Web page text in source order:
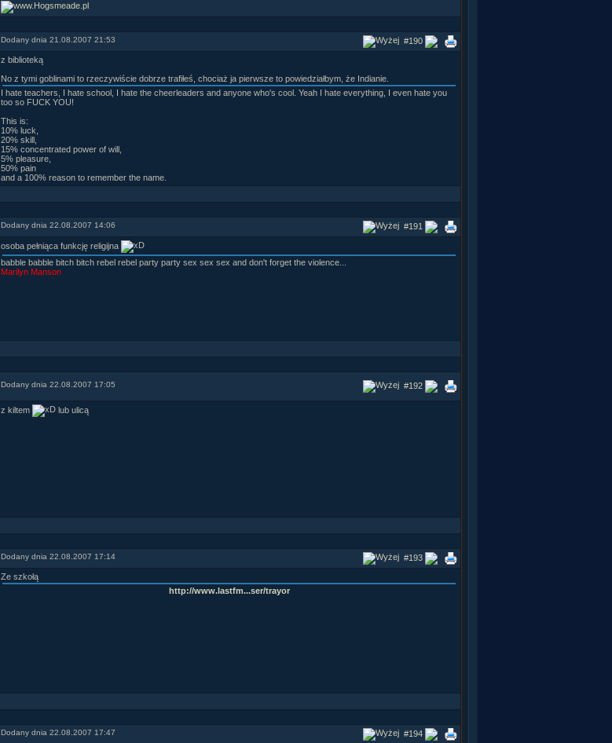
#190
Dodany dnia 21.08.2007 21:53
z biblioteką
No z tymi goblinami to rzeczywiście dobrze trafiłeś, chociaż ja pierwsze to powiedziałbym, że Indianie.
I hate teachers, I hate school, I hate the cheerleaders and anyone who's cool. Yeah I hate everything, I even hate you
too so FUCK YOU!
This is:
10% luck,
20% skill,
15% concentrated power of will,
5% pleasure,
50% pain
and a 100% reason to remember the name.
#191
Dodany dnia 22.08.2007 14:06
osoba pełniąca funkcję religijna
babble babble bitch bitch rebel rebel party party sex sex sex and don't forget the violence...
Marilyn Manson
#192
Dodany dnia 22.08.2007 17:05
z kiltem lub ulicą
#193
Dodany dnia 22.08.2007 17:14
Ze szkołą
http://www.lastfm...ser/trayor
#194
Dodany dnia 22.08.2007 17:47